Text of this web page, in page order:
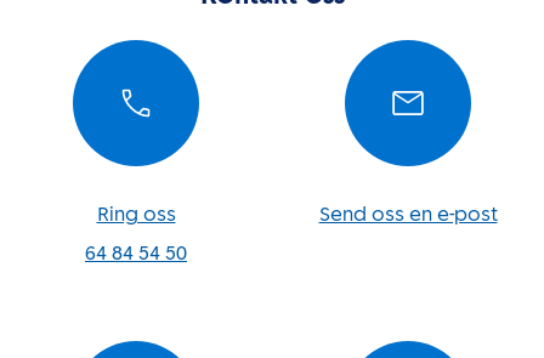
Ring oss
64 84 54 50
Send oss en e-post